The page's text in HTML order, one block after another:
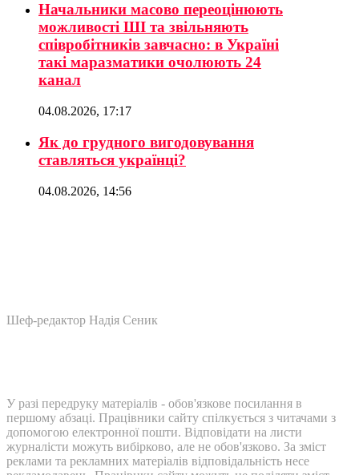
Начальники масово переоцінюють
можливості ШІ та звільняють
співробітників завчасно: в Україні
такі маразматики очолюють 24
канал
04.08.2026, 17:17
Як до грудного вигодовування
ставляться українці?
04.08.2026, 14:56
Шеф-редактор Надія Сеник
У разі передруку матеріалів - обов'язкове посилання в
першому абзаці. Працівники сайту спілкується з читачами з
допомогою електронної пошти. Відповідати на листи
журналісти можуть вибірково, але не обов'язково. За зміст
реклами та рекламних матеріалів відповідальність несе